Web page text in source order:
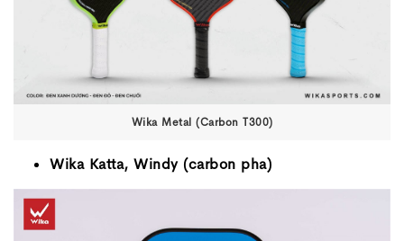
Wika Metal (Carbon T300)
Wika Katta, Windy (carbon pha)